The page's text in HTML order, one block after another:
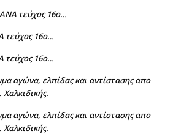
τεύχος 16ο…
16ο…
16ο…
αγώνα, ελπίδας και αντίστασης απο
αγώνα, ελπίδας και αντίστασης απο